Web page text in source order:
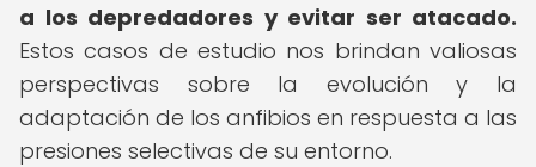
a los depredadores y evitar ser atacado.
Estos casos de estudio nos brindan valiosas
perspectivas sobre la evolución y la
adaptación de los anfibios en respuesta a las
presiones selectivas de su entorno.